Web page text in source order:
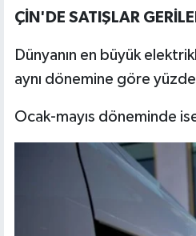
ÇİN'DE SATIŞLAR
Dünyanın en büyük
aynı dönemine göre
Ocak-mayıs döneminde